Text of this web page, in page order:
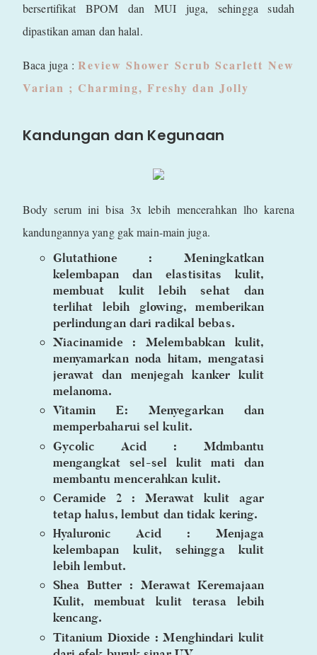
bersertifikat BPOM dan MUI juga, sehingga sudah
dipastikan aman dan halal.
Baca juga : Review Shower Scrub Scarlett New
Varian ; Charming, Freshy dan Jolly
Kandungan dan Kegunaan
Body serum ini bisa 3x lebih mencerahkan lho karena
kandungannya yang gak main-main juga.
Glutathione : Meningkatkan
kelembapan dan elastisitas kulit,
membuat kulit lebih sehat dan
terlihat lebih glowing, memberikan
perlindungan dari radikal bebas.
Niacinamide : Melembabkan kulit,
menyamarkan noda hitam, mengatasi
jerawat dan menjegah kanker kulit
melanoma.
Vitamin E: Menyegarkan dan
memperbaharui sel kulit.
Gycolic Acid : Mdmbantu
mengangkat sel-sel kulit mati dan
membantu mencerahkan kulit.
Ceramide 2 : Merawat kulit agar
tetap halus, lembut dan tidak kering.
Hyaluronic Acid : Menjaga
kelembapan kulit, sehingga kulit
lebih lembut.
Shea Butter : Merawat Keremajaan
Kulit, membuat kulit terasa lebih
kencang.
Titanium Dioxide : Menghindari kulit